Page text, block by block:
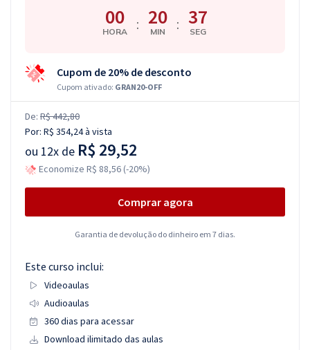
00
HORA : 20
MIN : 37
SEG
Cupom de 20% de desconto
Cupom ativado: GRAN20-OFF
De: R$ 442,80
Por: R$ 354,24à vista
ou 12x de R$ 29,52
Economize R$ 88,56 (-20%)
Comprar agora
Garantia de devolução do dinheiro em 7 dias.
Este curso inclui:
Videoaulas
Audioaulas
360 dias para acessar
Download ilimitado das aulas